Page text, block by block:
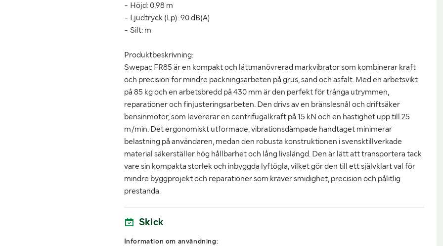
- Höjd: 0.98 m
- Ljudtryck (Lp): 90 dB(A)
- Silt: m
Produktbeskrivning:
Swepac FR85 är en kompakt och lättmanövrerad markvibrator som kombinerar kraft
och precision för mindre packningsarbeten på grus, sand och asfalt. Med en arbetsvikt
på 85 kg och en arbetsbredd på 430 mm är den perfekt för trånga utrymmen,
reparationer och finjusteringsarbeten. Den drivs av en bränslesnål och driftsäker
bensinmotor, som levererar en centrifugalkraft på 15 kN och en hastighet upp till 25
m/min. Det ergonomiskt utformade, vibrationsdämpade handtaget minimerar
belastning på användaren, medan den robusta konstruktionen i svensktillverkade
material säkerställer hög hållbarhet och lång livslängd. Den är lätt att transportera tack
vare sin kompakta storlek och inbyggda lyftögla, vilket gör den till ett självklart val för
mindre byggprojekt och reparationer som kräver smidighet, precision och pålitlig
prestanda.
Skick
Information om användning: